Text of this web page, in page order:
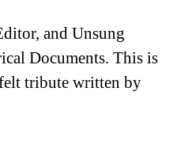
and Unsung
Documents. This is
tribute written by